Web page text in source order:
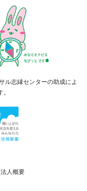
ル志縁センターの助成によ
人概要